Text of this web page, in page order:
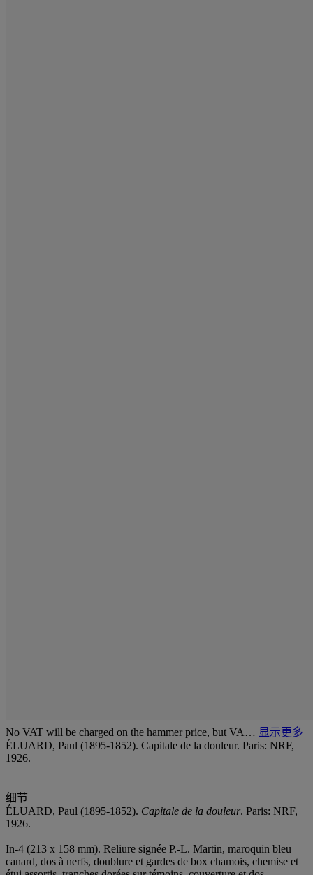
No VAT will be charged on the hammer price, but VA… 显示更多
ÉLUARD, Paul (1895-1852). Capitale de la douleur. Paris: NRF,
1926.
细节
ÉLUARD, Paul (1895-1852). Capitale de la douleur. Paris: NRF,
1926.
In-4 (213 x 158 mm). Reliure signée P.-L. Martin, maroquin bleu
canard, dos à nerfs, doublure et gardes de box chamois, chemise et